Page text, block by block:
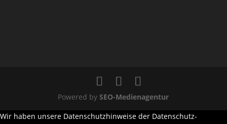
Powered bySEO-Medienagentur
Wir haben unsere Datenschutzhinweise der Datenschutz-